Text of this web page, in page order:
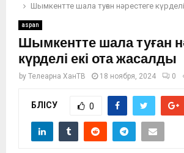
Шымкентте шала туған нәрестеге
aspan
Шымкентте шала туған
күрделі екі ота жасалды
by Телеарна ХанТВ 18 ноября, 2024 0
БӨЛІСУ 0